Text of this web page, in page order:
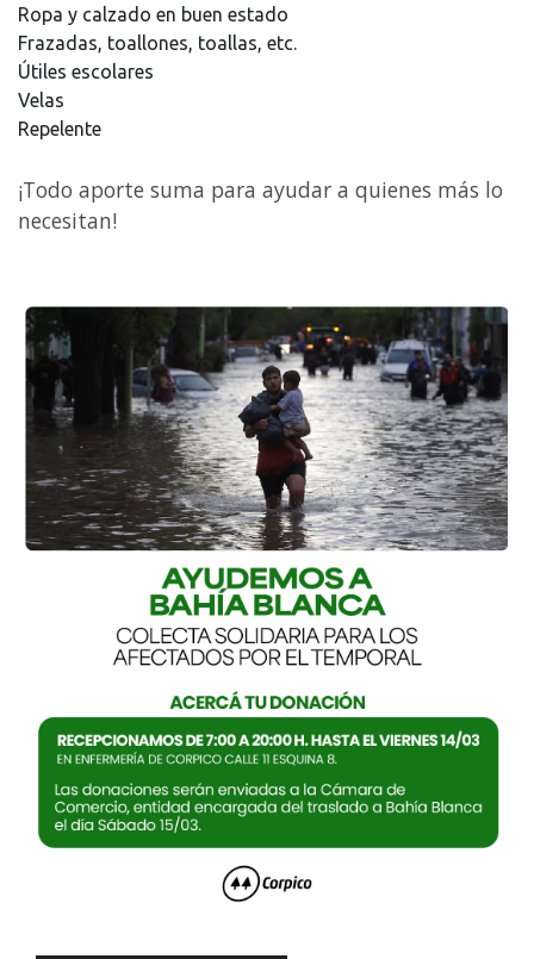
Ropa y calzado en buen estado
Frazadas, toallones, toallas, etc.
Útiles escolares
Velas
Repelente
¡Todo aporte suma para ayudar a quienes más lo
necesitan!